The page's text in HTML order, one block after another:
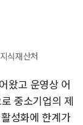
식재산처
왔고 운영상 어
중소기업의 제
성화에 한계가